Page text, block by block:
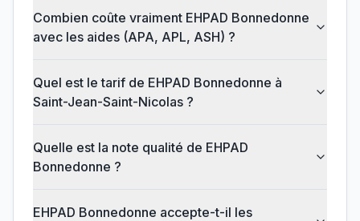
Combien coûte vraiment EHPAD Bonnedonne
avec les aides (APA, APL, ASH) ?
Quel est le tarif de EHPAD Bonnedonne à
Saint-Jean-Saint-Nicolas ?
Quelle est la note qualité de EHPAD
Bonnedonne ?
EHPAD Bonnedonne accepte-t-il les